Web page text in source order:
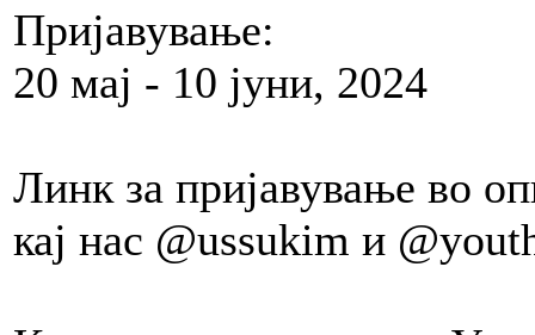
Пријавување:
20 мај - 10 јуни, 2024
Линк за пријавување во
кај нас @ussukim и